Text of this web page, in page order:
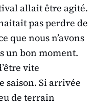
allait être agité.
pas perdre de
que nous n’avons
un bon moment.
vite
saison. Si arrivée
de terrain